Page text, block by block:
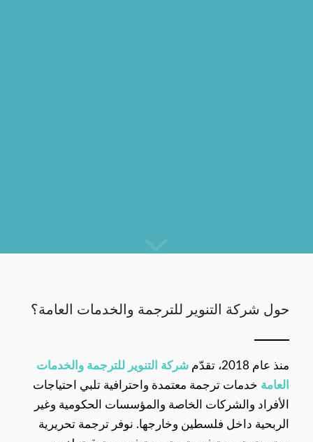
حول شركة التنوير للترجمة والخدمات العامة؟
منذ عام 2018، تقدّم
شركة التنوير للترجمة والخدمات
العامة خدمات ترجمة معتمدة واحترافية تلبي احتياجات
الأفراد والشركات الخاصة والمؤسسات الحكومية وغير
الربحية داخل فلسطين وخارجها. نوفر ترجمة تحريرية